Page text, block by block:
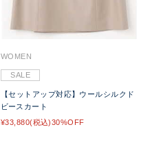
WOMEN
SALE
【セットアップ対応】ウールシルクド
ビースカート
¥33,880(税込)30%OFF